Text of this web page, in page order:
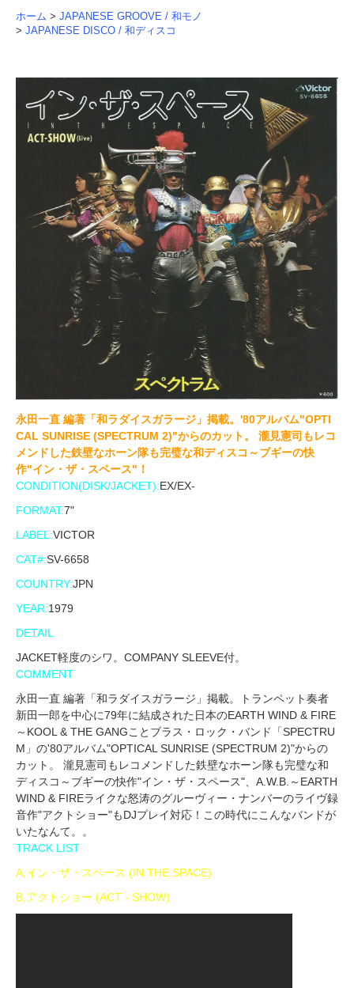
ホーム > JAPANESE GROOVE / 和モノ
> JAPANESE DISCO / 和ディスコ
永田一直 編著「和ラダイスガラージ」掲載。'80アルバム"OPTI
CAL SUNRISE (SPECTRUM 2)"からのカット。 瀧見憲司もレコ
メンドした鉄壁なホーン隊も完璧な和ディスコ～ブギーの快
作"イン・ザ・スペース"！
CONDITION(DISK/JACKET):EX/EX-
FORMAT:7"
LABEL:VICTOR
CAT#:SV-6658
COUNTRY:JPN
YEAR:1979
DETAIL
JACKET軽度のシワ。COMPANY SLEEVE付。
COMMENT
永田一直 編著「和ラダイスガラージ」掲載。トランペット奏者
新田一郎を中心に79年に結成された日本のEARTH WIND & FIRE
～KOOL & THE GANGことブラス・ロック・バンド「SPECTRU
M」の'80アルバム"OPTICAL SUNRISE (SPECTRUM 2)"からの
カット。 瀧見憲司もレコメンドした鉄壁なホーン隊も完璧な和
ディスコ～ブギーの快作"イン・ザ・スペース"、A.W.B.～EARTH
WIND & FIREライクな怒涛のグルーヴィー・ナンバーのライヴ録
音作"アクトショー"もDJプレイ対応！この時代にこんなバンドが
いたなんて。。
TRACK LIST
A,イン・ザ・スペース (IN THE SPACE)
B,アクトショー (ACT - SHOW)